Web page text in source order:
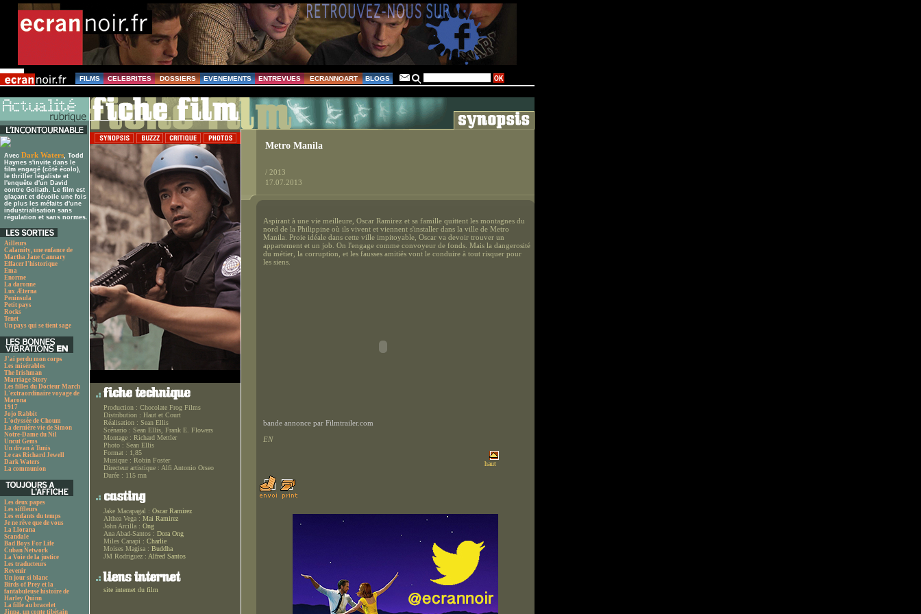
FILMS CELEBRITES DOSSIERS EVENEMENTS ENTREVUES ECRANNOART BLOGS
Avec Dark Waters, Todd
Haynes s'invite dans le
film engagé (côté écolo),
le thriller légaliste et
l'enquête d'un David
contre Goliath. Le film est
glaçant et dévoile une fois
de plus les méfaits d'une
industrialisation sans
régulation et sans normes.
Ailleurs
Calamity, une enfance de
Martha Jane Cannary
Effacer l'historique
Ema
Enorme
La daronne
Lux Æterna
Peninsula
Petit pays
Rocks
Tenet
Un pays qui se tient sage
J'ai perdu mon corps
Les misérables
The Irishman
Marriage Story
Les filles du Docteur March
L'extraordinaire voyage de
Marona
1917
Jojo Rabbit
L'odyssée de Choum
La dernière vie de Simon
Notre-Dame du Nil
Uncut Gems
Un divan à Tunis
Le cas Richard Jewell
Dark Waters
La communion
Les deux papes
Les siffleurs
Les enfants du temps
Je ne rêve que de vous
La Llorana
Scandale
Bad Boys For Life
Cuban Network
La Voie de la justice
Les traducteurs
Revenir
Un jour si blanc
Birds of Prey et la
fantabuleuse histoire de
Harley Quinn
La fille au bracelet
Jinpa, un conte tibétain
Production : Chocolate Frog Films
Distribution : Haut et Court
Réalisation : Sean Ellis
Scénario : Sean Ellis, Frank E. Flowers
Montage : Richard Mettler
Photo : Sean Ellis
Format : 1,85
Musique : Robin Foster
Directeur artistique : Alfi Antonio Orseo
Durée : 115 mn
Jake Macapagal : Oscar Ramirez
Althea Vega : Mai Ramirez
John Arcilla : Ong
Ana Abad-Santos : Dora Ong
Miles Canapi : Charlie
Moises Magisa : Buddha
JM Rodriguez : Alfred Santos
site internet du film
Metro Manila
/ 2013
17.07.2013
Aspirant à une vie meilleure, Oscar Ramirez et sa famille quittent les montagnes du
nord de la Philippine où ils vivent et viennent s'installer dans la ville de Metro
Manila. Proie idéale dans cette ville impitoyable, Oscar va devoir trouver un
appartement et un job. On l'engage comme convoyeur de fonds. Mais la dangerosité
du métier, la corruption, et les fausses amitiés vont le conduire à tout risquer pour
les siens.
bande annonce par Filmtrailer.com
EN
haut